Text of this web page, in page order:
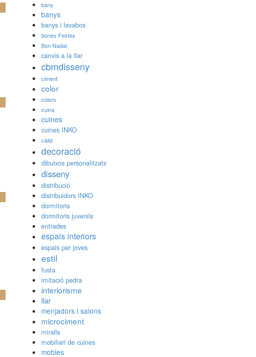
bany
banys
banys i lavabos
bones Festes
Bon Nadal
canvis a la llar
cbmdisseny
ciment
color
colors
cuina
cuines
cuines INKO
càlid
decoració
dibuixos personalitzats
disseny
distribució
distribuidors INKO
dormitoris
dormitoris juvenils
entrades
espais interiors
espais per joves
estil
fusta
imitació pedra
interiorisme
llar
menjadors i salons
microciment
miralls
mobiliari de cuines
mobles